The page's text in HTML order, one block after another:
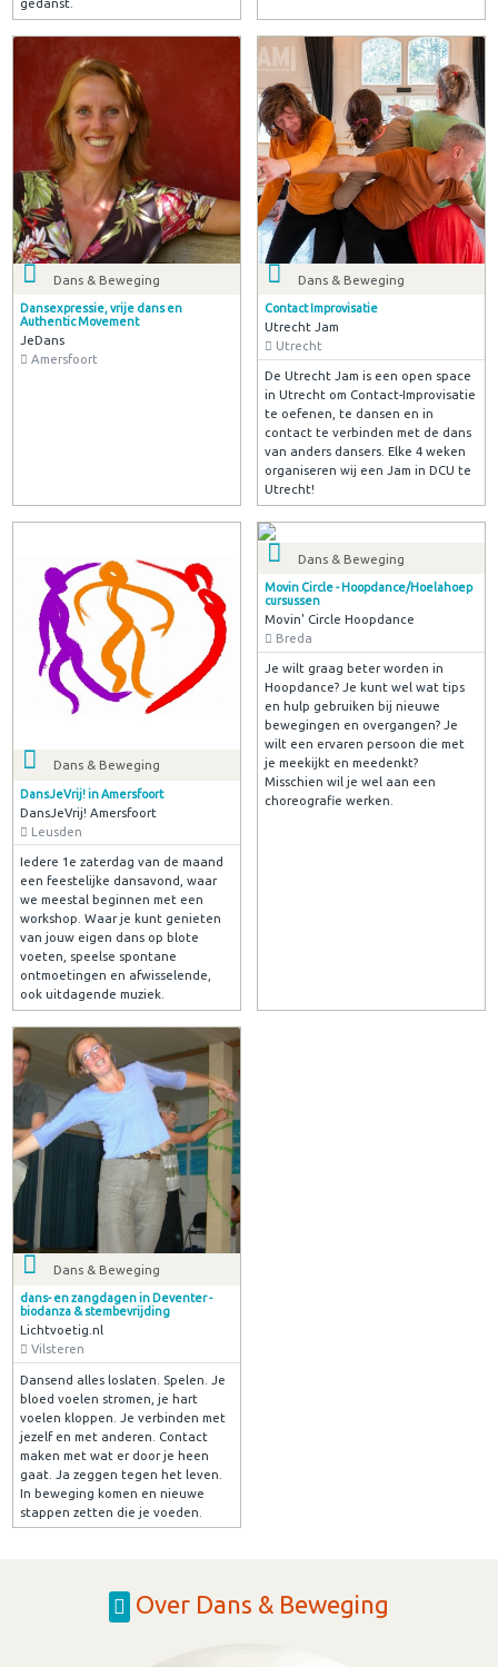
gedanst.
Dans & Beweging
Dansexpressie, vrije dans en
Authentic Movement
JeDans
Amersfoort
Dans & Beweging
Contact Improvisatie
Utrecht Jam
Utrecht
De Utrecht Jam is een open space
in Utrecht om Contact-Improvisatie
te oefenen, te dansen en in
contact te verbinden met de dans
van anders dansers. Elke 4 weken
organiseren wij een Jam in DCU te
Utrecht!
Dans & Beweging
DansJeVrij! in Amersfoort
DansJeVrij! Amersfoort
Leusden
Iedere 1e zaterdag van de maand
een feestelijke dansavond, waar
we meestal beginnen met een
workshop. Waar je kunt genieten
van jouw eigen dans op blote
voeten, speelse spontane
ontmoetingen en afwisselende,
ook uitdagende muziek.
Dans & Beweging
Movin Circle - Hoopdance/Hoelahoep
cursussen
Movin' Circle Hoopdance
Breda
Je wilt graag beter worden in
Hoopdance? Je kunt wel wat tips
en hulp gebruiken bij nieuwe
bewegingen en overgangen? Je
wilt een ervaren persoon die met
je meekijkt en meedenkt?
Misschien wil je wel aan een
choreografie werken.
Dans & Beweging
dans- en zangdagen in Deventer -
biodanza & stembevrijding
Lichtvoetig.nl
Vilsteren
Dansend alles loslaten. Spelen. Je
bloed voelen stromen, je hart
voelen kloppen. Je verbinden met
jezelf en met anderen. Contact
maken met wat er door je heen
gaat. Ja zeggen tegen het leven.
In beweging komen en nieuwe
stappen zetten die je voeden.
Over Dans & Beweging